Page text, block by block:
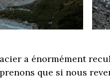
a énormément
que si nous